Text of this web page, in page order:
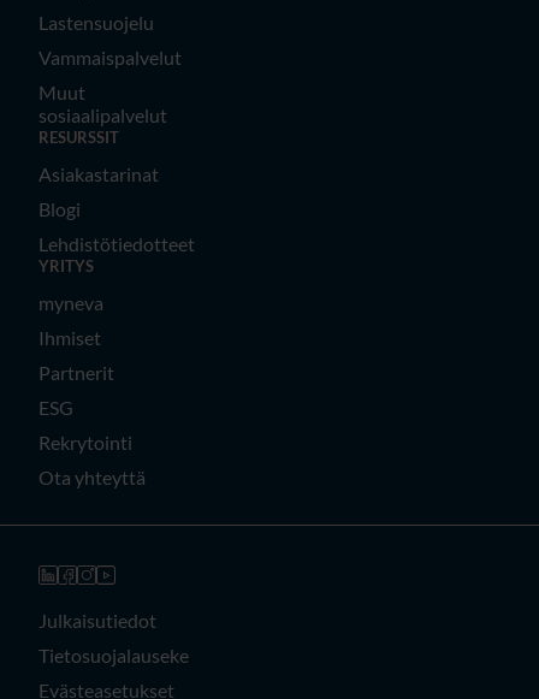
Lastensuojelu
Vammaispalvelut
Muut
sosiaalipalvelut
RESURSSIT
Asiakastarinat
Blogi
Lehdistötiedotteet
YRITYS
myneva
Ihmiset
Partnerit
ESG
Rekrytointi
Ota yhteyttä
Julkaisutiedot
Tietosuojalauseke
Evästeasetukset